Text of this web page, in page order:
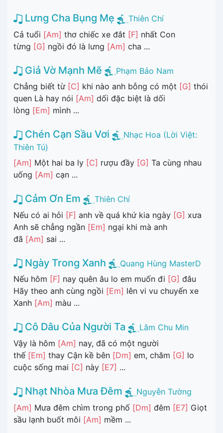
Lưng Cha Bụng Mẹ
Thiên Chí
Cả tuổi [Am] thơ chiếc xe đắt [F] nhất Con
từng [G] ngồi đó là lưng [Am] cha ...
Giả Vờ Mạnh Mẽ
Phạm Bảo Nam
Chẳng biết từ [C] khi nào anh bỗng có một [G] thói
quen Là hay nói [Am] dối đặc biệt là dối
lòng [Em] mình ...
Chén Cạn Sầu Vơi
Nhạc Hoa (Lời Việt:
Thiên Tú)
[Am] Một hai ba ly [C] rượu đầy [G] Ta cùng nhau
uống [Am] cạn ...
Cảm Ơn Em
Thiên Chí
Nếu có ai hỏi [F] anh về quá khứ kia ngày [G] xưa
Anh sẽ chẳng ngần [Em] ngại khi mà anh
đã [Am] sai ...
Ngày Trong Xanh
Quang Hùng MasterD
Nếu hôm [F] nay quên âu lo em muốn đi [G] đâu
Hãy theo anh cùng ngồi [Em] lên vi vu chuyến xe
Xanh [Am] màu ...
Cô Dâu Của Người Ta
Lâm Chu Min
Vậy là hôm [Am] nay, đã có một người
thế [Em] thay Cận kề bên [Dm] em, chăm [G] lo
cuộc sống mai [C] này [E7] ...
Nhạt Nhòa Mưa Đêm
Nguyễn Tường
[Am] Mưa đêm chìm trong phố [Dm] đêm [E7] Giọt
sầu lạnh buốt môi [Am] mềm ...